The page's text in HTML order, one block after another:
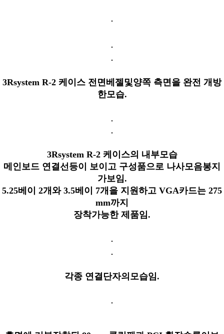
3Rsystem R-2 케이스 전면베젤및양쪽 측면을 완전 개방
한모습.
3Rsystem R-2 케이스의 내부모습
메인보드 연결선등이 보이고 구성품으로 나사모음봉지
가보임.
5.25베이 2개와 3.5베이 7개을 지원하고 VGA카드는 275
mm까지
장착가능한 제품임.
각종 연결단자의모습임.